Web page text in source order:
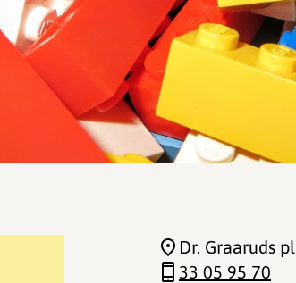
Dr. Graaruds
33 05 95 70